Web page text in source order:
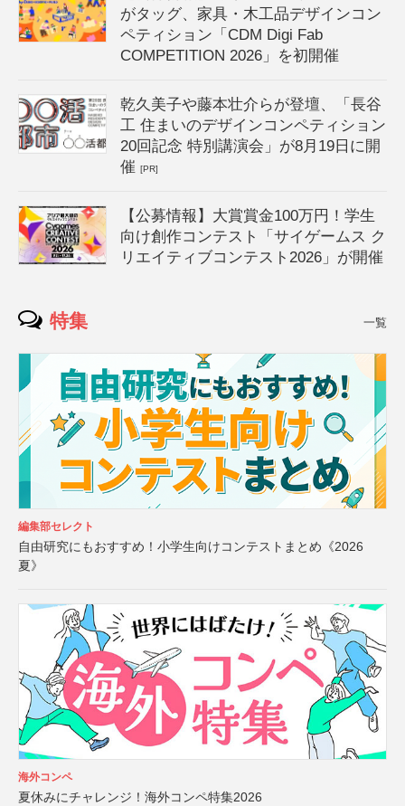
がタッグ、家具・木工品デザインコン
ペティション「CDM Digi Fab
COMPETITION 2026」を初開催
乾久美子や藤本壮介らが登壇、「長谷
工 住まいのデザインコンペティション
20回記念 特別講演会」が8月19日に開
催[PR]
【公募情報】大賞賞金100万円！学生
向け創作コンテスト「サイゲームス ク
リエイティブコンテスト2026」が開催
特集 一覧
編集部セレクト
自由研究にもおすすめ！小学生向けコンテストまとめ《2026
夏》
海外コンペ
夏休みにチャレンジ！海外コンペ特集2026